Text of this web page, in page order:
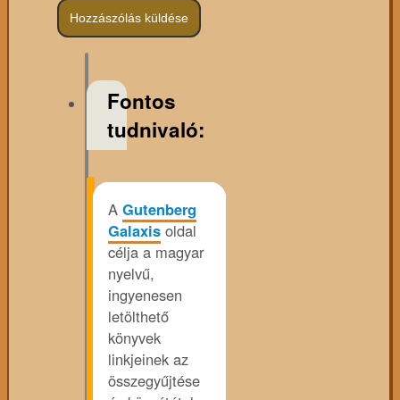
Fontos
tudnivaló:
A Gutenberg
Galaxis oldal
célja a magyar
nyelvű,
ingyenesen
letölthető
könyvek
linkjeinek az
összegyűjtése